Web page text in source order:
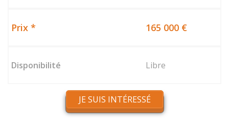
165 000 €
Libre
JE SUIS INTÉRESSÉ